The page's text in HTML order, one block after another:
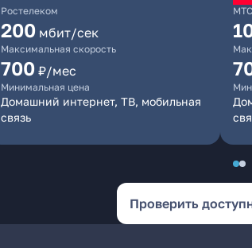
Ростелеком
200 мбит/сек
Максимальная скорость
700 ₽/мес
Минимальная цена
Домашний интернет, ТВ, мобильная
связь
МТС
Проверить